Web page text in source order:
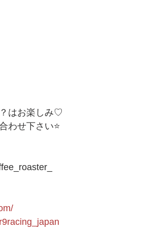
はお楽しみ♡
わせ下さい⭐️